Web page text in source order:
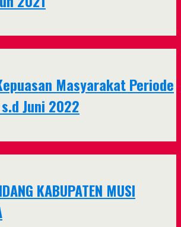
Masyarakat Periode
Juni 2022
KABUPATEN MUSI